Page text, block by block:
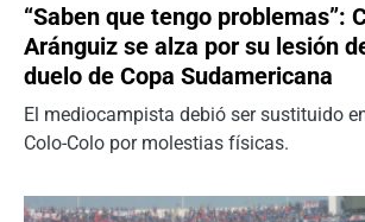
“Saben que tengo problemas”:
Aránguiz se alza por su lesión
duelo de Copa Sudamericana
El mediocampista debió ser sustituido
Colo-Colo por molestias físicas.